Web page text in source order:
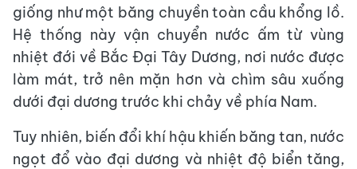
giống như một băng chuyền toàn cầu khổng lồ.
Hệ thống này vận chuyển nước ấm từ vùng
nhiệt đới về Bắc Đại Tây Dương, nơi nước được
làm mát, trở nên mặn hơn và chìm sâu xuống
dưới đại dương trước khi chảy về phía Nam.
Tuy nhiên, biến đổi khí hậu khiến băng tan, nước
ngọt đổ vào đại dương và nhiệt độ biển tăng,